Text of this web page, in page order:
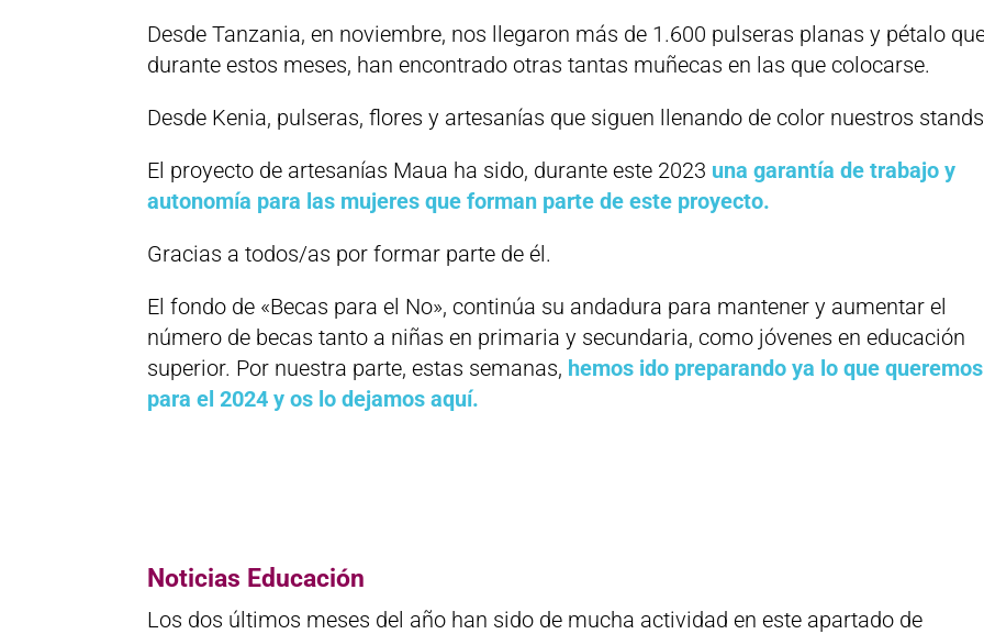
Desde Tanzania, en noviembre, nos llegaron más de 1.600 pulseras planas y pétalo
durante estos meses, han encontrado otras tantas muñecas en las que colocarse.
Desde Kenia, pulseras, flores y artesanías que siguen llenando de color nuestros
El proyecto de artesanías Maua ha sido, durante este 2023 una garantía de trabajo y
autonomía para las mujeres que forman parte de este proyecto.
Gracias a todos/as por formar parte de él.
El fondo de «Becas para el No», continúa su andadura para mantener y aumentar el
número de becas tanto a niñas en primaria y secundaria, como jóvenes en educación
superior. Por nuestra parte, estas semanas, hemos ido preparando ya lo que queremos
para el 2024 y os lo dejamos aquí.
Noticias Educación
Los dos últimos meses del año han sido de mucha actividad en este apartado de